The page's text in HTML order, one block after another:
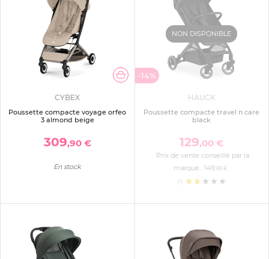
CYBEX
Poussette compacte voyage orfeo
3 almond beige
309,90 €
En stock
NON DISPONIBLE
-14%
HAUCK
Poussette compacte travel n care
black
129,00 €
Prix de vente conseillé par la
marque : 149,90 €
(1)